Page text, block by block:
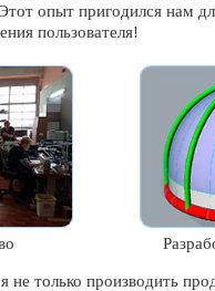
опыт пригодился
пользователя!
только производить